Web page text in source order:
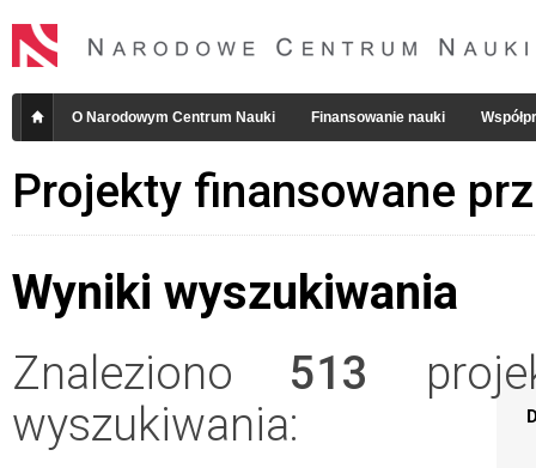
O Narodowym Centrum Nauki Finansowanie nauki
Projekty finansowane
Wyniki wyszukiwania
Znaleziono 513
wyszukiwania: